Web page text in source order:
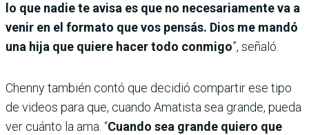
lo que nadie te avisa es que no necesariamente va a
venir en el formato que vos pensás. Dios me mandó
una hija que quiere hacer todo conmigo”, señaló.
Chenny también contó que decidió compartir ese tipo
de videos para que, cuando Amatista sea grande, pueda
ver cuánto la ama. “Cuando sea grande quiero que